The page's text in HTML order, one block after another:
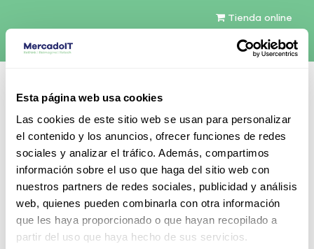
Esta página web usa cookies
Las cookies de este sitio web se usan para personalizar
el contenido y los anuncios, ofrecer funciones de redes
sociales y analizar el tráfico. Además, compartimos
información sobre el uso que haga del sitio web con
nuestros partners de redes sociales, publicidad y análisis
web, quienes pueden combinarla con otra información
que les haya proporcionado o que hayan recopilado a
partir del uso que haya hecho de sus servicios.
Tienda online
Español
Contáctenos
Todos los productos
Placa Lenovo RAID R720IX Midplane 12Gb/s
AnyRAID SAS para ThinkServer